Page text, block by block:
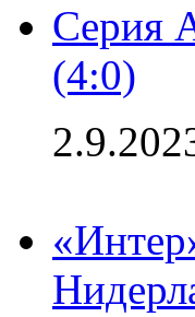
Серия
(4:0)